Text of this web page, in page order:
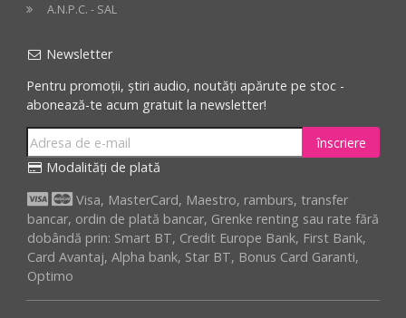
A.N.P.C. - SAL
Newsletter
Pentru promoții, știri audio, noutăți apărute pe stoc -
abonează-te acum gratuit la newsletter!
înscriere
Modalități de plată
Visa, MasterCard, Maestro, ramburs, transfer
bancar, ordin de plată bancar, Grenke renting sau rate fără
dobândă prin: Smart BT, Credit Europe Bank, First Bank,
Card Avantaj, Alpha bank, Star BT, Bonus Card Garanti,
Optimo